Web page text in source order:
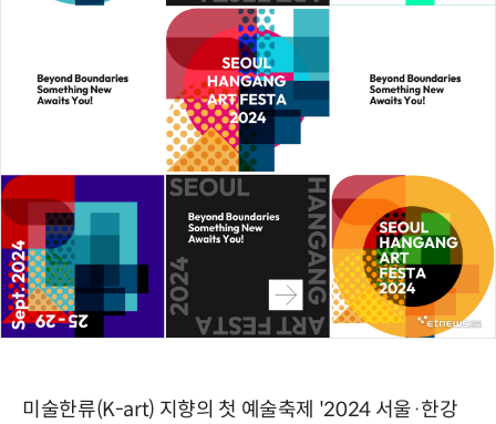
미술한류(K-art) 지향의 첫 예술축제 '2024 서울·한강